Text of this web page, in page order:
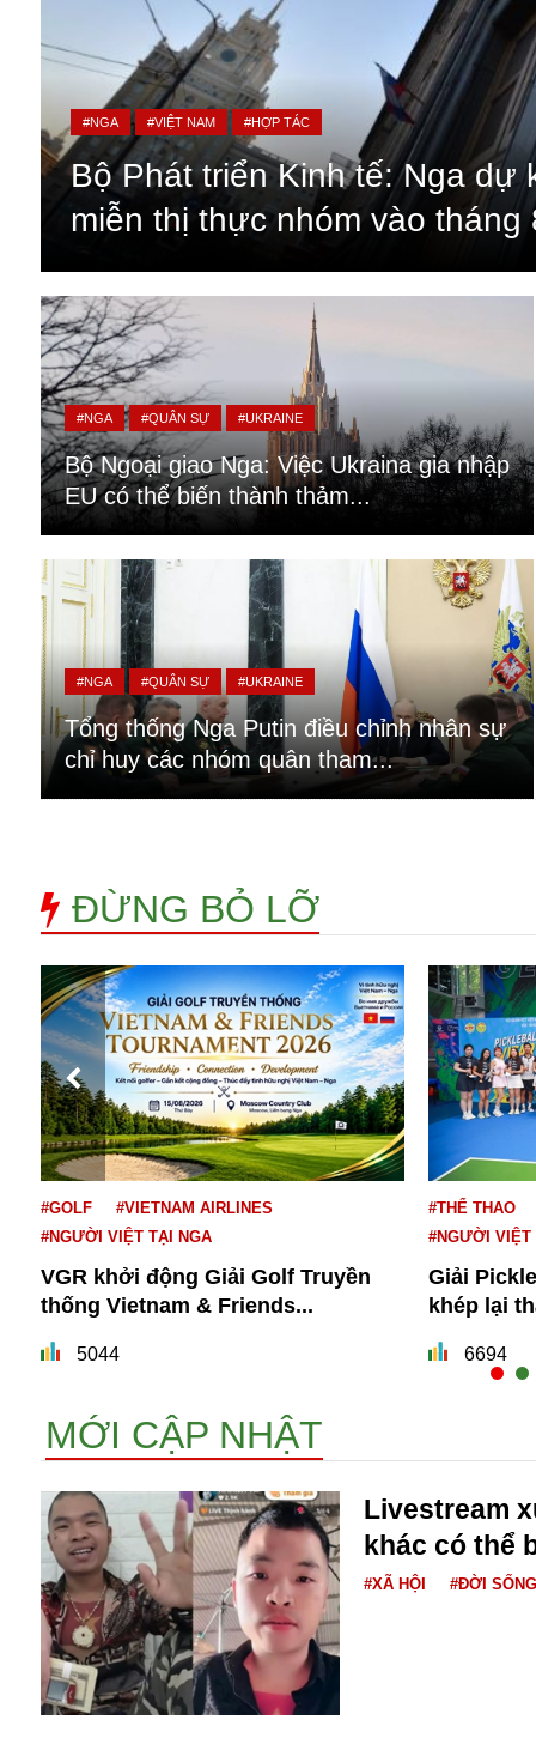
An ninh
Anh
Australia
Amazon
Army Games
Angela Merkel
Aeroflot
ASEAN
Argentina
Ai
Azovstal
Bói toán
Bóng đá
Bí ẩn
Bitcoin
Bamboo Airways
Báo Nga có gì?
Biển Đông
Barrack Obama
Bắc Kinh
Buôn bán ở Nga
Bộ Quốc phòng
Bác Hồ
Bộ Y tế
#NGA #VIỆT NAM #HỢP TÁC
Bộ Phát triển Kinh tế: Nga dự
miễn thị thực nhóm vào tháng
#NGA #QUÂN SỰ #UKRAINE
Bộ Ngoại giao Nga: Việc Ukraina gia nhập
EU có thể biến thành thảm...
#NGA #QUÂN SỰ #UKRAINE
Tổng thống Nga Putin điều chỉnh nhân sự
chỉ huy các nhóm quân tham...
ĐỪNG BỎ LỠ
#GOLF
#VIETNAM AIRLINES
#NGƯỜI VIỆT TẠI NGA
VGR khởi động Giải Golf Truyền
thống Vietnam & Friends...
5044
#THỂ THAO
#NGƯỜI VIỆT
Giải
khép lại
6694
MỚI CẬP NHẬT
Livestream
khác có thể
#XÃ HỘI #ĐỜI SỐNG